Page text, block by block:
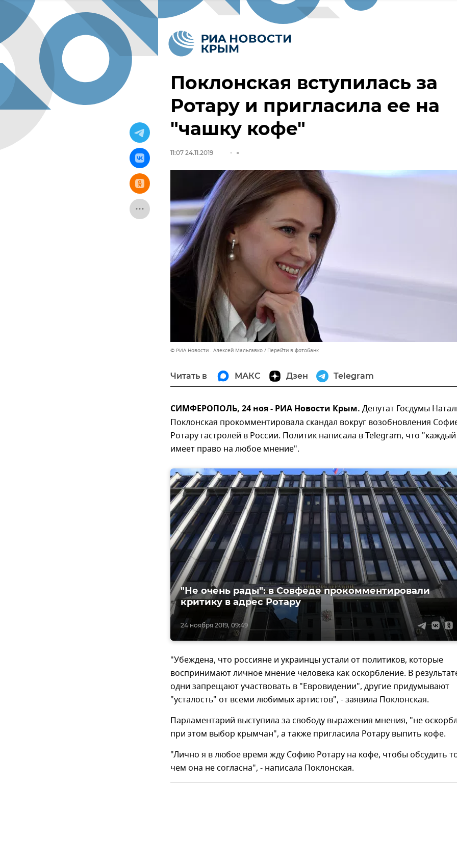
Поклонская вступилась за
Ротару и пригласила ее на
"чашку кофе"
11:07 24.11.2019
© РИА Новости . Алексей Мальгавко Перейти в фотобанк
Читать в МАКС Дзен Telegram
СИМФЕРОПОЛЬ, 24 ноя - РИА Новости Крым. Депутат Госдумы
Поклонская прокомментировала скандал вокруг возобновления
Ротару гастролей в России. Политик написала в Telegram, что "каждый
имеет право на любое мнение".
24 ноября 2019, 09:49
"Не очень рады": в Совфеде прокомментировали
критику в адрес Ротару
"Убеждена, что россияне и украинцы устали от политиков, которые
воспринимают личное мнение человека как оскорбление. В
одни запрещают участвовать в "Евровидении", другие придумывают
"усталость" от всеми любимых артистов", - заявила Поклонская.
Парламентарий выступила за свободу выражения мнения, "не
при этом выбор крымчан", а также пригласила Ротару выпить кофе.
"Лично я в любое время жду Софию Ротару на кофе, чтобы обсудить
чем она не согласна", - написала Поклонская.